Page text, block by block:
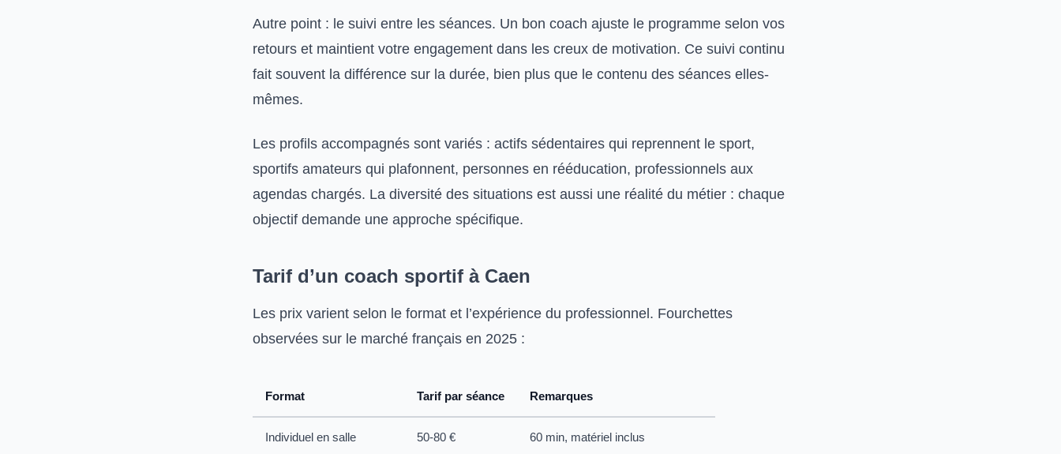
Autre point : le suivi entre les séances. Un bon coach ajuste le programme selon vos
retours et maintient votre engagement dans les creux de motivation. Ce suivi continu
fait souvent la différence sur la durée, bien plus que le contenu des séances elles-
mêmes.
Les profils accompagnés sont variés : actifs sédentaires qui reprennent le sport,
sportifs amateurs qui plafonnent, personnes en rééducation, professionnels aux
agendas chargés. La diversité des situations est aussi une réalité du métier : chaque
objectif demande une approche spécifique.
Tarif d’un coach sportif à Caen
Les prix varient selon le format et l’expérience du professionnel. Fourchettes
observées sur le marché français en 2025 :
Format Tarif par séance Remarques
Individuel en salle 50-80 € 60 min, matériel inclus